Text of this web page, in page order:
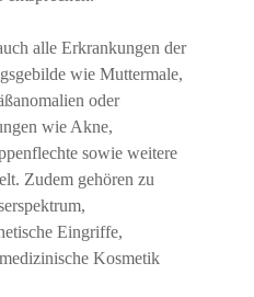
alle Erkrankungen der
wie Muttermale,
oder
wie Akne,
sowie weitere
Zudem gehören zu
Eingriffe,
Kosmetik